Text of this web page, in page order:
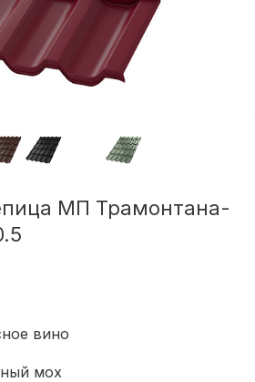
МП Трамонтана-
вино
мох